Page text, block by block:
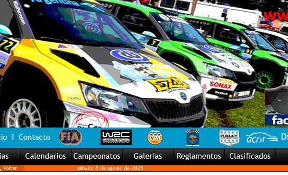
Volver sábado 8 de agosto de 2026